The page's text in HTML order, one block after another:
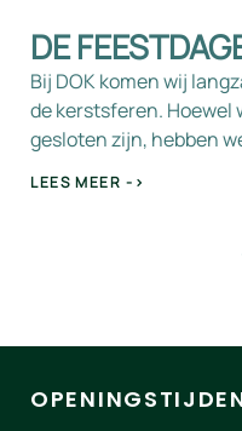
DE
Bij DOK komen wij
de kerstsferen. Hoewel
gesloten zijn, hebben
LEES MEER ->